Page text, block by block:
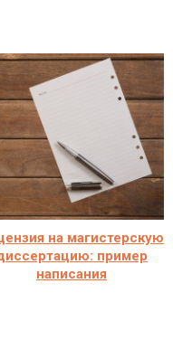
на магистерскую
пример
написания